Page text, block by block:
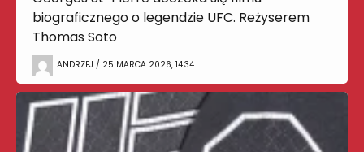
biograficznego o legendzie UFC. Reżyserem
Thomas Soto
ANDRZEJ / 25 MARCA 2026, 14:34